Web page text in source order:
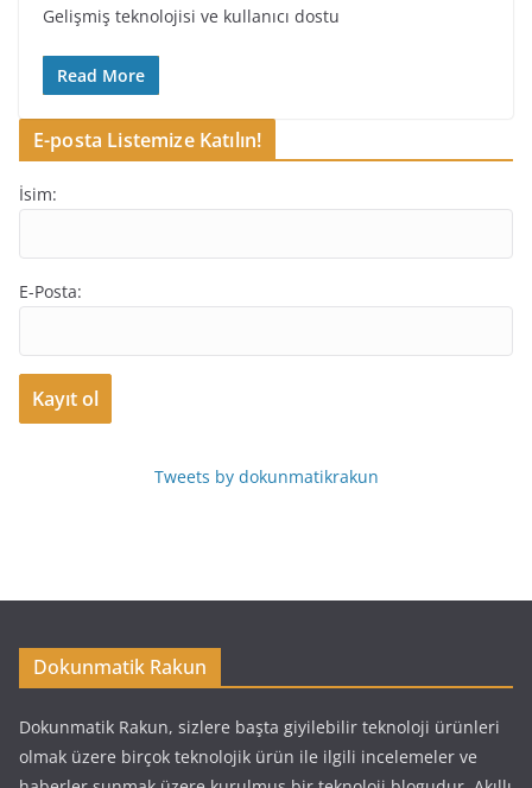
Gelişmiş teknolojisi ve kullanıcı dostu
Read More
E-posta Listemize Katılın!
İsim:
E-Posta:
Tweets by dokunmatikrakun
Dokunmatik Rakun
Dokunmatik Rakun, sizlere başta giyilebilir teknoloji ürünleri
olmak üzere birçok teknolojik ürün ile ilgili incelemeler ve